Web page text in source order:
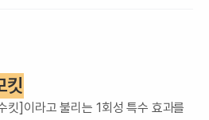
킷
킷]이라고 불리는 1회성 특수 효과를